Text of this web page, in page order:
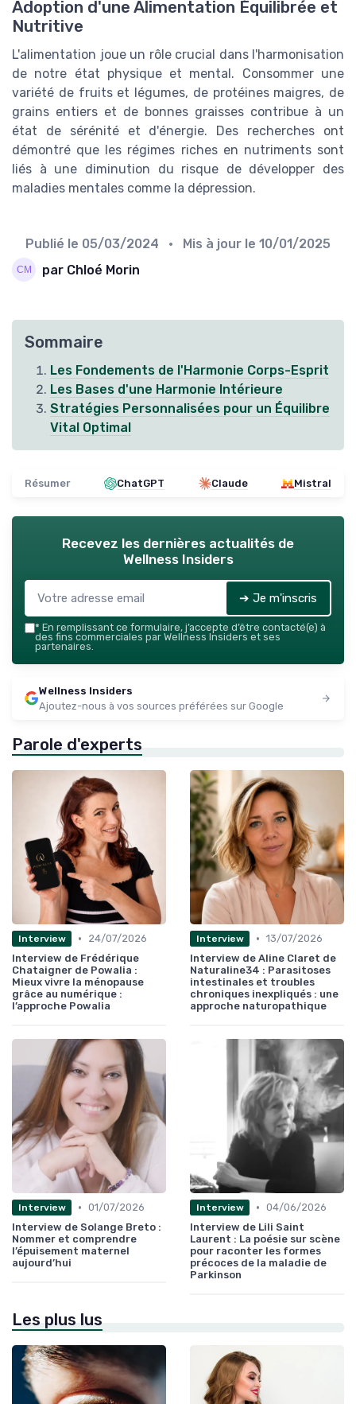
Adoption d'une Alimentation Équilibrée et
Nutritive
L'alimentation joue un rôle crucial dans l'harmonisation
de notre état physique et mental. Consommer une
variété de fruits et légumes, de protéines maigres, de
grains entiers et de bonnes graisses contribue à un
état de sérénité et d'énergie. Des recherches ont
démontré que les régimes riches en nutriments sont
liés à une diminution du risque de développer des
maladies mentales comme la dépression.
Publié le 05/03/2024 • Mis à jour le 10/01/2025
par Chloé Morin
Sommaire
Les Fondements de l'Harmonie Corps-Esprit
Les Bases d'une Harmonie Intérieure
Stratégies Personnalisées pour un Équilibre
Vital Optimal
Résumer ChatGPT Claude Mistral
Recevez les dernières actualités de
Wellness Insiders
➔ Je m'inscris
* En remplissant ce formulaire, j’accepte d’être contacté(e) à
des fins commerciales par Wellness Insiders et ses
partenaires.
Wellness Insiders
Ajoutez-nous à vos sources préférées sur Google
Parole d'experts
Interview •
24/07/2026
Interview de Frédérique
Chataigner de Powalia :
Mieux vivre la ménopause
grâce au numérique :
l’approche Powalia
Interview • 13/07/2026
Interview de Aline Claret de
Naturaline34 : Parasitoses
intestinales et troubles
chroniques inexpliqués : une
approche naturopathique
Interview • 01/07/2026
Interview de Solange Breto :
Nommer et comprendre
l’épuisement maternel
aujourd’hui
Interview • 04/06/2026
Interview de Lili Saint
Laurent : La poésie sur scène
pour raconter les formes
précoces de la maladie de
Parkinson
Les plus lus